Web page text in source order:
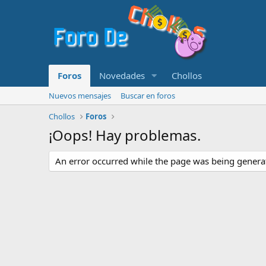
Foros Novedades Chollos
Nuevos mensajes
Buscar en foros
Chollos
Foros
¡Oops! Hay problemas.
An error occurred while the page was being